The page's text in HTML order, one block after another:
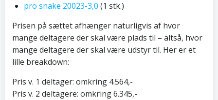
pro snake 20023-3,0 (1 stk.)
Prisen på sættet afhænger naturligvis af hvor
mange deltagere der skal være plads til – altså, hvor
mange deltagere der skal være udstyr til. Her er et
lille breakdown:
Pris v. 1 deltager: omkring 4.564,-
Pris v. 2 deltagere: omkring 6.345,-